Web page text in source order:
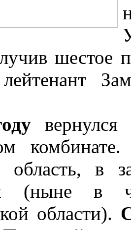
шестое
область, в
(ныне в
области).